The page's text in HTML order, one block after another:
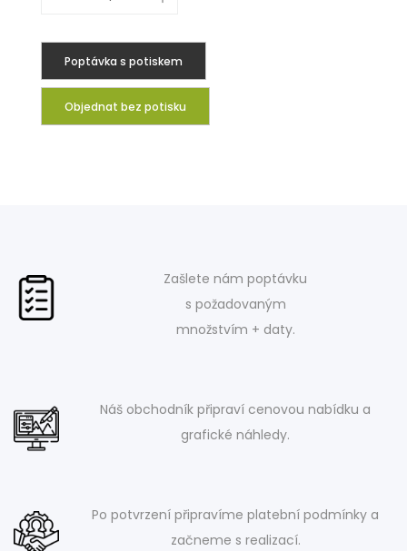
Poptávka s potiskem
Objednat bez potisku
Zašlete nám poptávku
s požadovaným
množstvím + daty.
Náš obchodník připraví cenovou nabídku a
grafické náhledy.
Po potvrzení připravíme platební podmínky a
začneme s realizací.